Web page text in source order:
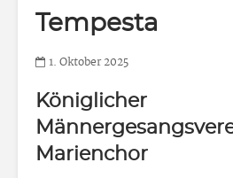
Tempesta
1. Oktober 2025
Königlicher
Marienchor